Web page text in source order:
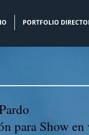
PORTFOLIO
para Show